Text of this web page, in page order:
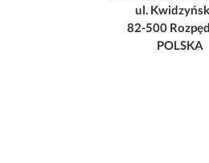
ul.
82-500
POLSKA